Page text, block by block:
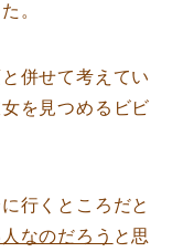
。
併せて考えてい
を見つめるビビ
行くところだと
なのだろう と思